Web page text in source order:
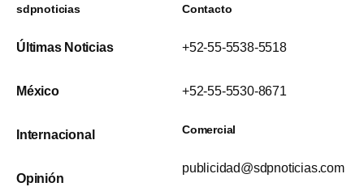
sdpnoticias
Últimas Noticias
México
Internacional
Opinión
Contacto
+52-55-5538-5518
+52-55-5530-8671
Comercial
publicidad@sdpnoticias.com